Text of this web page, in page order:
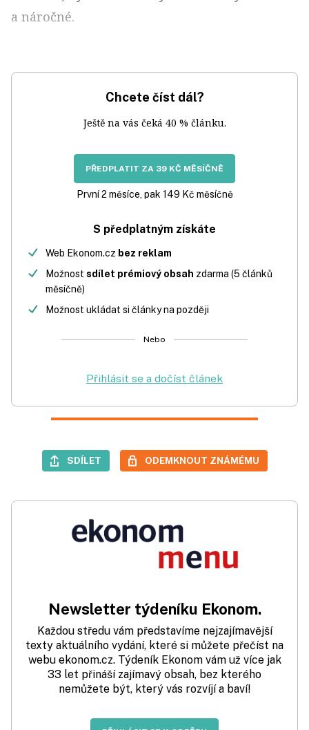
a náročné.
Chcete číst dál?
Ještě na vás čeká 40 % článku.
PŘEDPLATIT ZA 39 KČ MĚSÍČNĚ
První 2 měsíce, pak 149 Kč měsíčně
S předplatným získáte
Web Ekonom.cz bez reklam
Možnost sdílet prémiový obsah zdarma (5 článků
měsíčně)
Možnost ukládat si články na později
Nebo
Přihlásit se a dočíst článek
SDÍLET ODEMKNOUT ZNÁMÉMU
Newsletter týdeníku Ekonom.
Každou středu vám představíme nejzajímavější
texty aktuálního vydání, které si můžete přečíst na
webu ekonom.cz. Týdeník Ekonom vám už více jak
33 let přináší zajímavý obsah, bez kterého
nemůžete být, který vás rozvíjí a baví!